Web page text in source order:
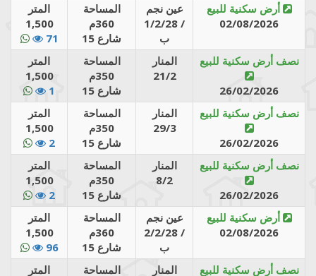
المتر
1,500
71
المساحة
360م
شارع 15
عين نجم
1/2/28 /
ب
أرض سكنية للبيع
02/08/2026
المتر
1,500
1
المساحة
350م
شارع 15
المنار
21/2
نصف أرض سكنية للبيع
26/02/2026
المتر
1,500
2
المساحة
350م
شارع 15
المنار
29/3
نصف أرض سكنية للبيع
26/02/2026
المتر
1,500
2
المساحة
350م
شارع 15
المنار
8/2
نصف أرض سكنية للبيع
26/02/2026
المتر
1,500
96
المساحة
360م
شارع 15
عين نجم
2/2/28 /
ب
أرض سكنية للبيع
02/08/2026
المتر
المساحة
المنار
نصف أرض سكنية للبيع